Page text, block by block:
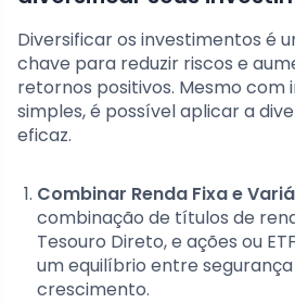
Diversificar os investimentos é
chave para reduzir riscos e
retornos positivos. Mesmo com
simples, é possível aplicar a
eficaz.
Combinar Renda Fixa e
combinação de títulos de
Tesouro Direto, e ações ou
um equilíbrio entre
crescimento.